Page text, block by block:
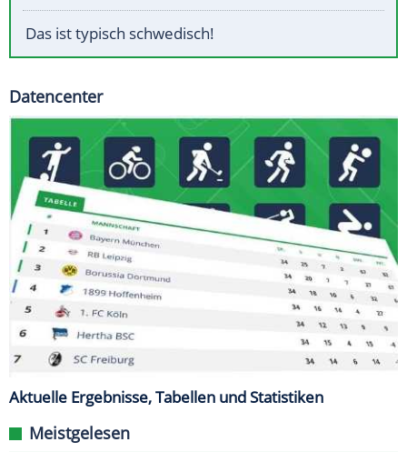
Das ist typisch schwedisch!
Datencenter
Aktuelle Ergebnisse, Tabellen und Statistiken
Meistgelesen